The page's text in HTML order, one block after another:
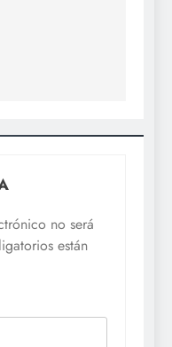
no será
están